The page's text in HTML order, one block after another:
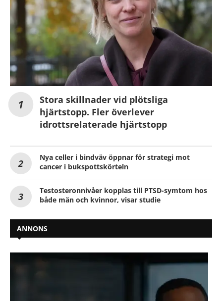
Stora skillnader vid plötsliga
hjärtstopp. Fler överlever
idrottsrelaterade hjärtstopp
Nya celler i bindväv öppnar för strategi mot
cancer i bukspottskörteln
Testosteronnivåer kopplas till PTSD-symtom hos
både män och kvinnor, visar studie
ANNONS